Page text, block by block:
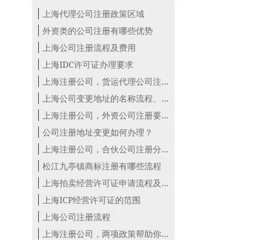
上海代理公司注册政策区域
外资类的公司注册有哪些优势
上海公司注册流程及费用
上海IDC许可证办理要求
上海注册公司，货运代理公司注册条件！
上海公司变更地址的名称流程、材料、...
上海注册公司，外资公司注册要点！
公司注册地址变更如何办理？
上海注册公司，合伙公司注册分析！
松江九亭镇商标注册有哪些流程
上海拍卖经营许可证申请流程及材料
上海ICP经营许可证的范围
上海公司注册流程
上海注册公司，两项政策帮助你最大。